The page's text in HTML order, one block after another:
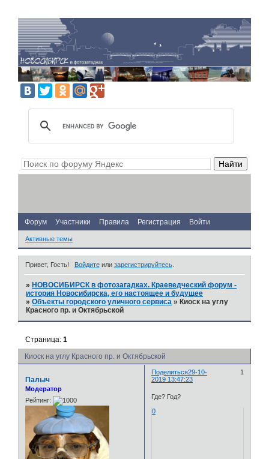
Форум Участники Правила Регистрация Войти
Активные темы
Привет, Гость! Войдитеили зарегистрируйтесь.
» НОВОСИБИРСК в фотозагадках. Краеведческий форум -
история Новосибирска, его настоящее и будущее
»Объекты городского уличного сервиса » Киоск на углу
Красного пр. и Октябрьской
Киоск на углу Красного пр. и Октябрьской
Страница:1
Поделиться 1
29-10-
2019 13:47:23
Палыч
Модератор
Рейтинг:
Где? Год?
0